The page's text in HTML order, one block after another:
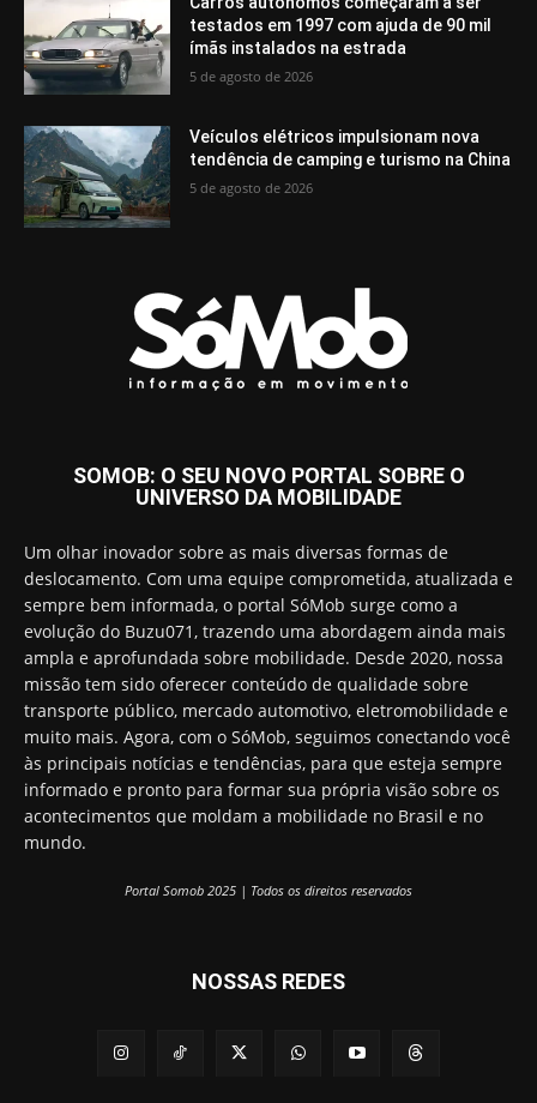
testados em 1997 com ajuda de 90 mil
ímãs instalados na estrada
5 de agosto de 2026
Veículos elétricos impulsionam nova
tendência de camping e turismo na China
5 de agosto de 2026
SOMOB: O SEU NOVO PORTAL SOBRE O
UNIVERSO DA MOBILIDADE
Um olhar inovador sobre as mais diversas formas de
deslocamento. Com uma equipe comprometida, atualizada e
sempre bem informada, o portal SóMob surge como a
evolução do Buzu071, trazendo uma abordagem ainda mais
ampla e aprofundada sobre mobilidade. Desde 2020, nossa
missão tem sido oferecer conteúdo de qualidade sobre
transporte público, mercado automotivo, eletromobilidade e
muito mais. Agora, com o SóMob, seguimos conectando você
às principais notícias e tendências, para que esteja sempre
informado e pronto para formar sua própria visão sobre os
acontecimentos que moldam a mobilidade no Brasil e no
mundo.
Portal Somob 2025 | Todos os direitos reservados
NOSSAS REDES